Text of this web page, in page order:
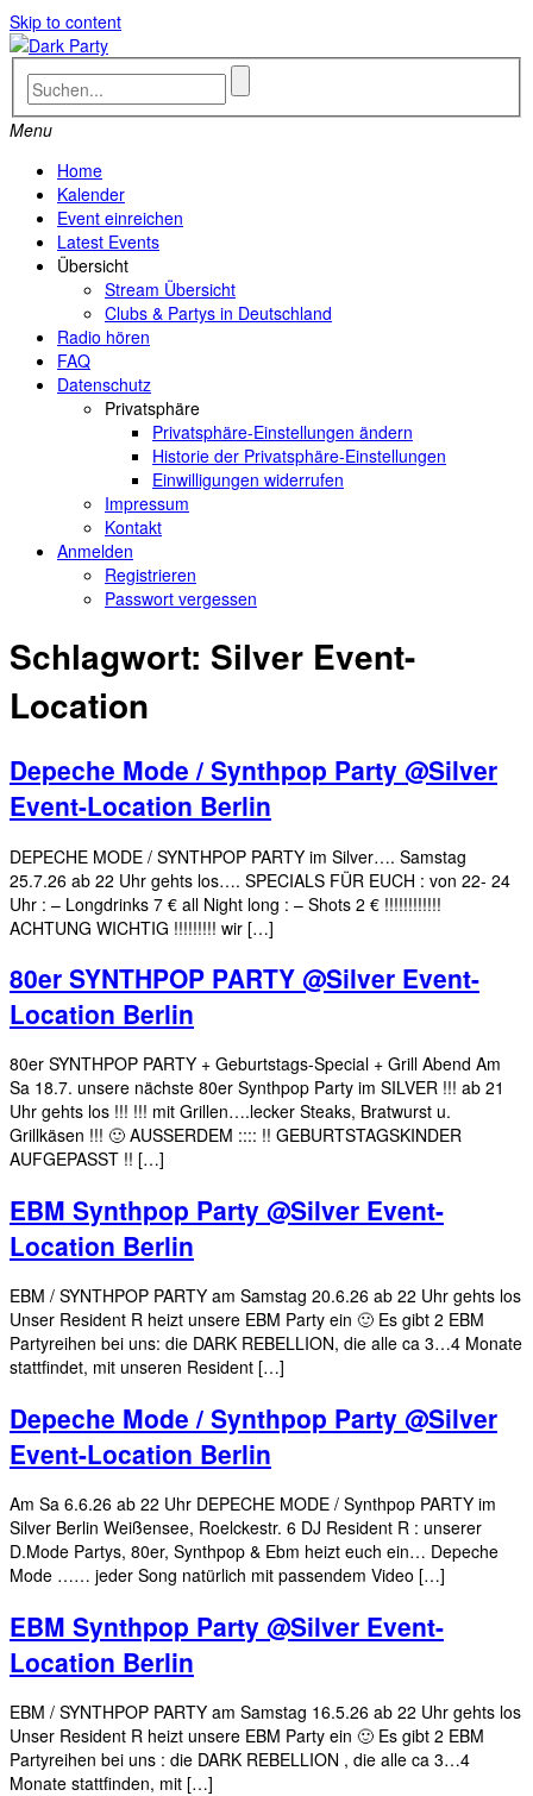
Skip to content
Menu
Home
Kalender
Event einreichen
Latest Events
Übersicht
Stream Übersicht
Clubs & Partys in Deutschland
Radio hören
FAQ
Datenschutz
Privatsphäre
Privatsphäre-Einstellungen ändern
Historie der Privatsphäre-Einstellungen
Einwilligungen widerrufen
Impressum
Kontakt
Anmelden
Registrieren
Passwort vergessen
Schlagwort: Silver Event-
Location
Depeche Mode / Synthpop Party @Silver
Event-Location Berlin
DEPECHE MODE / SYNTHPOP PARTY im Silver…. Samstag
25.7.26 ab 22 Uhr gehts los…. SPECIALS FÜR EUCH : von 22- 24
Uhr : – Longdrinks 7 € all Night long : – Shots 2 € !!!!!!!!!!!!
ACHTUNG WICHTIG !!!!!!!!! wir […]
80er SYNTHPOP PARTY @Silver Event-
Location Berlin
80er SYNTHPOP PARTY + Geburtstags-Special + Grill Abend Am
Sa 18.7. unsere nächste 80er Synthpop Party im SILVER !!! ab 21
Uhr gehts los !!! !!! mit Grillen….lecker Steaks, Bratwurst u.
Grillkäsen !!! 🙂 AUSSERDEM :::: !! GEBURTSTAGSKINDER
AUFGEPASST !! […]
EBM Synthpop Party @Silver Event-
Location Berlin
EBM / SYNTHPOP PARTY am Samstag 20.6.26 ab 22 Uhr gehts los
Unser Resident R heizt unsere EBM Party ein 🙂 Es gibt 2 EBM
Partyreihen bei uns: die DARK REBELLION, die alle ca 3…4 Monate
stattfindet, mit unseren Resident […]
Depeche Mode / Synthpop Party @Silver
Event-Location Berlin
Am Sa 6.6.26 ab 22 Uhr DEPECHE MODE / Synthpop PARTY im
Silver Berlin Weißensee, Roelckestr. 6 DJ Resident R : unserer
D.Mode Partys, 80er, Synthpop & Ebm heizt euch ein… Depeche
Mode …… jeder Song natürlich mit passendem Video […]
EBM Synthpop Party @Silver Event-
Location Berlin
EBM / SYNTHPOP PARTY am Samstag 16.5.26 ab 22 Uhr gehts los
Unser Resident R heizt unsere EBM Party ein 🙂 Es gibt 2 EBM
Partyreihen bei uns : die DARK REBELLION , die alle ca 3…4
Monate stattfinden, mit […]